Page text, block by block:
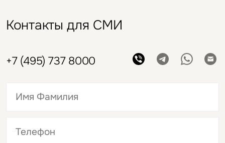
Контакты для СМИ
+7 (495) 737 8000